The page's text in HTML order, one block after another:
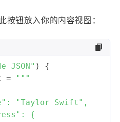
按钮放入你的内容视图：
JSON" ) {
=
"""
"Taylor Swift",
{